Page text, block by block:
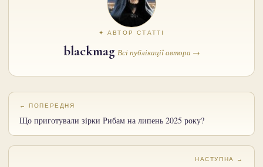
✦ АВТОР СТАТТІ
blackmag Всі публікації автора →
← ПОПЕРЕДНЯ
Що приготували зірки Рибам на липень 2025 року?
НАСТУПНА →